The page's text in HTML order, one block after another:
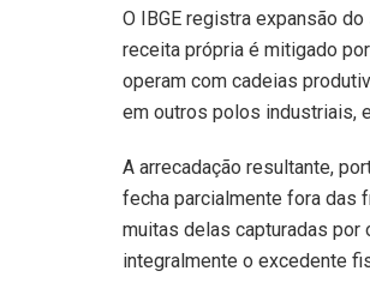
O IBGE registra expansão
receita própria é mitigado
operam com cadeias
em outros polos industriais,
A arrecadação resultante,
fecha parcialmente fora das
muitas delas capturadas por
integralmente o excedente